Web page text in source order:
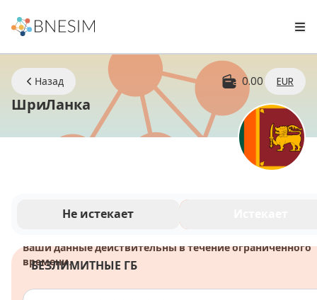
Назад 0.00 EUR
ШриЛанкаeSIM | Оставайтесь на связи
Не истекает
Ваши данные действительны в течение ограниченного
времени.
БЕЗЛИМИТНЫЕ ГБ